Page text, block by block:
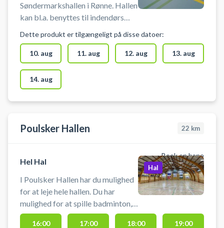
Søndermarkshallen i Rønne. Hallen
kan bl.a. benyttes til indendørs
badminton. Book en hal og spil
indendørs fodbold i Rønne i
Søndermarkshallen. Medbring
selv bold og andet udstyr.
Dette produkt er tilgængeligt på disse datoer:
10. aug 11. aug 12. aug 13. aug
14. aug
Poulsker Hallen 22 km
Book en bane
Hel Hal
I Poulsker Hallen har du mulighed
for at leje hele hallen. Du har
mulighed for at spille badminton,
fodbold, floorball, volleyball. Du
Hal
16:00 17:00 18:00 19:00